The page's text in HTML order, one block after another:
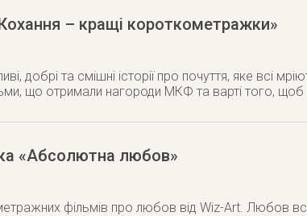
– кращі короткометражки»
добрі та смішні історії про почуття, яке всі
що отримали нагороди МКФ та варті того, щоб
«Абсолютна любов»
фільмів про любов від Wiz-Art. Любов